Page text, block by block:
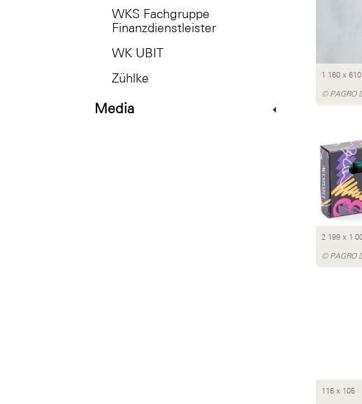
WKS Fachgruppe
Finanzdienstleister
WK UBIT
Zühlke
Media
1 160 x 610
© PAGRO
2 199 x 1
© PAGRO
116 x 105